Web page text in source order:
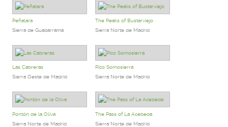
Peñalara
Sierra de Guadarrama
The Peaks of Bustarviejo
Sierra Norte de Madrid
Las Cabreras
Sierra Oeste de Madrid
Pico Somosierra
Sierra Norte de Madrid
Pontón de la Oliva
Sierra Norte de Madrid
The Pass of La Acebeda
Sierra Norte de Madrid